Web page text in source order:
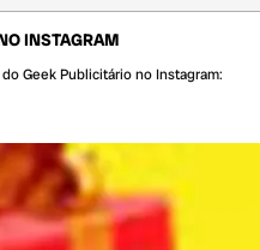
INSTAGRAM
Geek Publicitário no Instagram: